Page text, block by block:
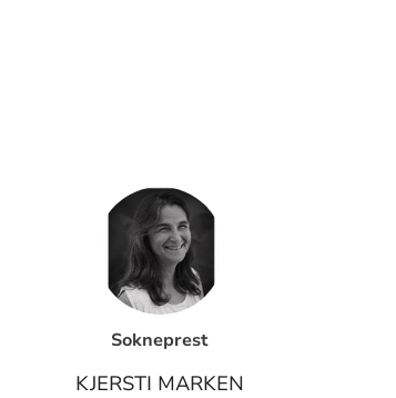
Sokneprest
KJERSTI MARKEN